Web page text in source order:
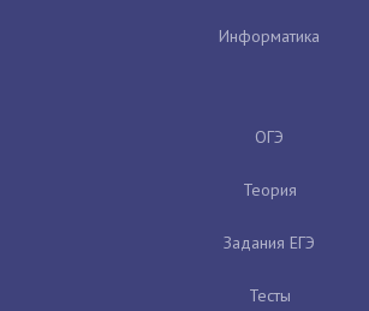
Информатика
ОГЭ
Теория
Задания ЕГЭ
Тесты